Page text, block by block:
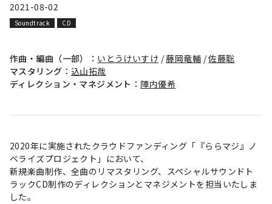
2021-08-02
Soundtrack CD
作曲・編曲（一部）： いとうけいすけ /藤岡竜輔 /佐藤聡
マスタリング： 込山拓哉
ディレクション・マネジメント： 陣内優希
2020年に実施されたクラウドファンディング「『ららマジ』ノ
ベライズプロジェクト」において、
新規楽曲制作、全曲のリマスタリング、スペシャルサウンドト
ラックCD制作のディレクションとマネジメントを担当いたしま
した。